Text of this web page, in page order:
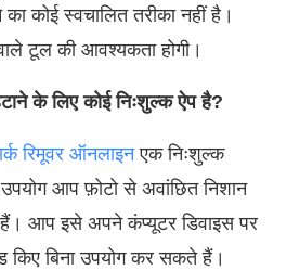
कोई स्वचालित तरीका नहीं है।
टूल की आवश्यकता होगी।
के लिए कोई निःशुल्क ऐप है?
रिमूवर ऑनलाइनएक निःशुल्क
आप फ़ोटो से अवांछित निशान
आप इसे अपने कंप्यूटर डिवाइस पर
किए बिना उपयोग कर सकते हैं।